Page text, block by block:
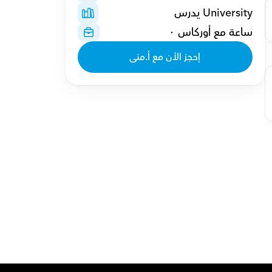
University يدرس
ساعة مع أوركاس ٠
إحجز الأن مع أ.منى